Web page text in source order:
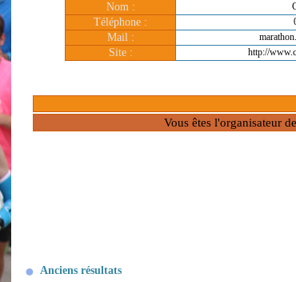
Nom :
Téléphone :
Mail :
Site : http://
Vous êtes l'organisateur
Anciens résultats